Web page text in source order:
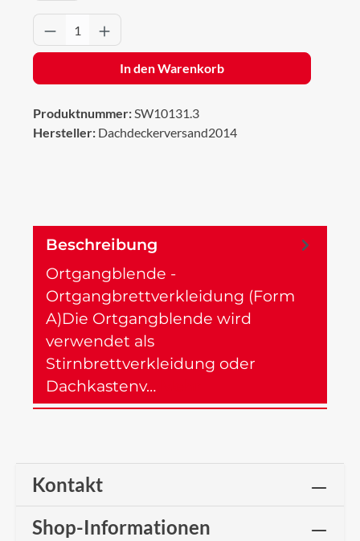
Produkt Anzahl: Gib den gewünschten
In den Warenkorb
Produktnummer:SW10131.3
Hersteller: Dachdeckerversand2014
Beschreibung
Ortgangblende -
Ortgangbrettverkleidung (Form
A)Die Ortgangblende wird
verwendet als
Stirnbrettverkleidung oder
Dachkastenv…
Kontakt
Shop-Informationen